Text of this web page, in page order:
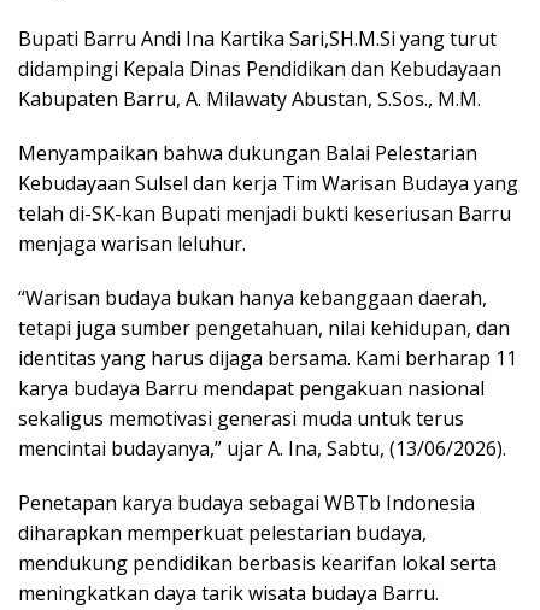
Bupati Barru Andi Ina Kartika Sari,SH.M.Si yang turut
didampingi Kepala Dinas Pendidikan dan Kebudayaan
Kabupaten Barru, A. Milawaty Abustan, S.Sos., M.M.
Menyampaikan bahwa dukungan Balai Pelestarian
Kebudayaan Sulsel dan kerja Tim Warisan Budaya yang
telah di-SK-kan Bupati menjadi bukti keseriusan Barru
menjaga warisan leluhur.
“Warisan budaya bukan hanya kebanggaan daerah,
tetapi juga sumber pengetahuan, nilai kehidupan, dan
identitas yang harus dijaga bersama. Kami berharap 11
karya budaya Barru mendapat pengakuan nasional
sekaligus memotivasi generasi muda untuk terus
mencintai budayanya,” ujar A. Ina, Sabtu, (13/06/2026).
Penetapan karya budaya sebagai WBTb Indonesia
diharapkan memperkuat pelestarian budaya,
mendukung pendidikan berbasis kearifan lokal serta
meningkatkan daya tarik wisata budaya Barru.